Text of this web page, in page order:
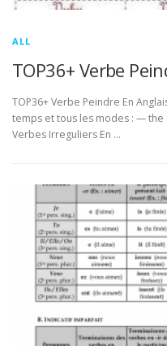
ALL
TOP36+ Verbe
TOP36+ Verbe Peindre En
temps et tous les modes : —
Verbes Irreguliers En …